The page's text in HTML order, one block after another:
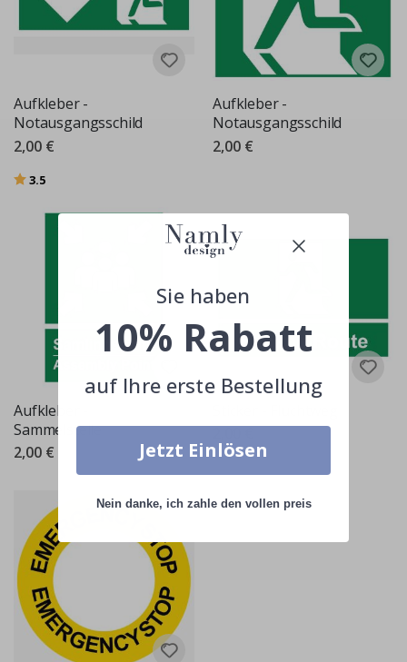
Aufkleber -
Notausgangsschild
2,00 €
Bewertung:
3.5
Aufkleber -
Notausgangsschild
2,00 €
Aufkleber -
Sammelstelle
2,00 €
Sie haben
10% Rabatt
auf Ihre erste Bestellung
Jetzt Einlösen
Nein danke, ich zahle den vollen preis